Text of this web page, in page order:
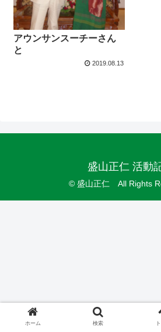
アウンサンスーチーさん
と
2019.08.13
盛山正仁 活動
© 盛山正仁 All Rights
ホーム 検索